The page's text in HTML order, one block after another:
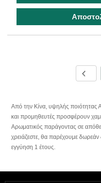
Από την Κίνα, υψηλής ποιότητας
και προμηθευτές προσφέρουν
Αρωματικός παράγοντας σε
χρειάζεστε, θα παρέχουμε
εγγύηση 1 έτους.